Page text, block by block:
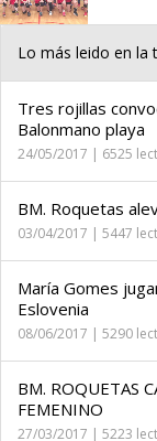
Lo más leido en la
Tres rojillas
Balonmano playa
24/05/2017 | 6525
BM. Roquetas
03/04/2017 | 5447
María Gomes
Eslovenia
08/06/2017 | 5290
BM. ROQUETAS
FEMENINO
27/03/2017 | 5223